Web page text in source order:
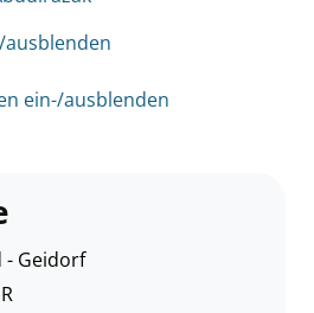
ein-/ausblenden
- Geidorf